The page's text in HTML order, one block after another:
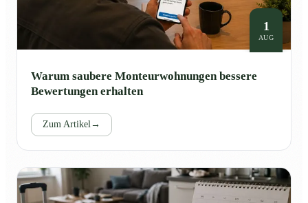
1
AUG
Warum saubere Monteurwohnungen bessere
Bewertungen erhalten
Zum Artikel→